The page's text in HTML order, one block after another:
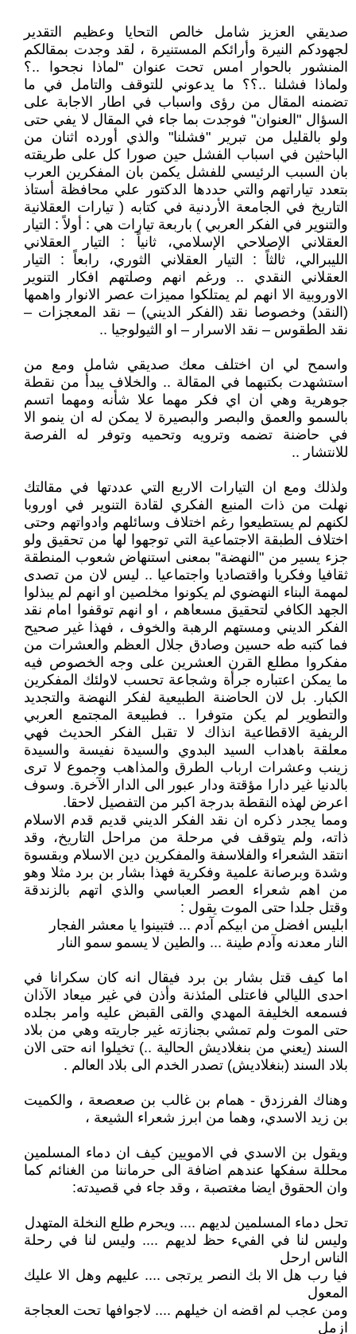
صديقي العزيز شامل خالص التحايا وعظيم التقدير
لجهودكم النيرة وأرائكم المستنيرة ، لقد وجدت بمقالكم
المنشور بالحوار امس تحت عنوان "لماذا نجحوا ..؟
ولماذا فشلنا ..؟؟ ما يدعوني للتوقف والتامل في ما
تضمنه المقال من رؤى واسباب في اطار الاجابة على
السؤال "العنوان" فوجدت بما جاء في المقال لا يفي حتى
ولو بالقليل من تبرير "فشلنا" والذي أورده اثنان من
الباحثين في اسباب الفشل حين صورا كل على طريقته
بان السبب الرئيسي للفشل يكمن بان المفكرين العرب
بتعدد تياراتهم والتي حددها الدكتور علي محافظة أستاذ
التاريخ في الجامعة الأردنية في كتابه ( تيارات العقلانية
والتنوير في الفكر العربي ) باربعة تيارات هي : أولاً : التيار
العقلاني الإصلاحي الإسلامي، ثانياً : التيار العقلاني
الليبرالي، ثالثاً : التيار العقلاني الثوري، رابعاً : التيار
العقلاني النقدي .. ورغم انهم وصلتهم افكار التنوير
الاوروبية الا انهم لم يمتلكوا مميزات عصر الانوار واهمها
(النقد) وخصوصا نقد (الفكر الديني) – نقد المعجزات –
نقد الطقوس – نقد الاسرار – او الثيولوجيا ..
واسمح لي ان اختلف معك صديقي شامل ومع من
استشهدت بكتبهما في المقالة .. والخلاف يبدأ من نقطة
جوهرية وهي ان اي فكر مهما علا شأنه ومهما اتسم
بالسمو والعمق والبصر والبصيرة لا يمكن له ان ينمو الا
في حاضنة تضمه وترويه وتحميه وتوفر له الفرصة
للانتشار ..
ولذلك ومع ان التيارات الاربع التي عددتها في مقالتك
نهلت من ذات المنبع الفكري لقادة التنوير في اوروبا
لكنهم لم يستطيعوا رغم اختلاف وسائلهم وادواتهم وحتى
اختلاف الطبقة الاجتماعية التي توجهوا لها من تحقيق ولو
جزء يسير من "النهضة" بمعنى استنهاض شعوب المنطقة
ثقافيا وفكريا واقتصاديا واجتماعيا .. ليس لان من تصدى
لمهمة البناء النهضوي لم يكونوا مخلصين او انهم لم يبذلوا
الجهد الكافي لتحقيق مسعاهم ، او انهم توقفوا امام نقد
الفكر الديني ومستهم الرهبة والخوف ، فهذا غير صحيح
فما كتبه طه حسين وصادق جلال العظم والعشرات من
مفكروا مطلع القرن العشرين على وجه الخصوص فيه
ما يمكن اعتباره جرأة وشجاعة تحسب لاولئك المفكرين
الكبار. بل لان الحاضنة الطبيعية لفكر النهضة والتجديد
والتطوير لم يكن متوفرا .. فطبيعة المجتمع العربي
الريفية الاقطاعية انذاك لا تقبل الفكر الحديث فهي
معلقة باهداب السيد البدوي والسيدة نفيسة والسيدة
زينب وعشرات ارباب الطرق والمذاهب وجموع لا ترى
بالدنيا غير دارا مؤقتة ودار عبور الى الدار الآخرة. وسوف
اعرض لهذه النقطة بدرجة اكبر من التفصيل لاحقا.
ومما يجدر ذكره ان نقد الفكر الديني قديم قدم الاسلام
ذاته، ولم يتوقف في مرحلة من مراحل التاريخ، وقد
انتقد الشعراء والفلاسفة والمفكرين دين الاسلام وبقسوة
وشدة وبرصانة علمية وفكرية فهذا بشار بن برد مثلا وهو
من اهم شعراء العصر العباسي والذي اتهم بالزندقة
وقتل جلدا حتى الموت يقول :
ابليس افضل من ابيكم آدم ... فتبينوا يا معشر الفجار
النار معدنه وآدم طينة ... والطين لا يسمو سمو النار
اما كيف قتل بشار بن برد فيقال انه كان سكرانا في
احدى الليالي فاعتلى المئذنة وأذن في غير ميعاد الآذان
فسمعه الخليفة المهدي والقى القبض عليه وامر بجلده
حتى الموت ولم تمشي بجنازته غير جاريته وهي من بلاد
السند (يعني من بنغلاديش الحالية ..) تخيلوا انه حتى الان
بلاد السند (بنغلاديش) تصدر الخدم الى بلاد العالم .
وهناك الفرزدق - همام بن غالب بن صعصعة ، والكميت‏
بن زيد الاسدي، وهما من ابرز شعراء الشيعة ،
ويقول بن الاسدي في الامويين كيف ان دماء المسلمين
محللة سفكها عندهم اضافة الى حرماننا من الغنائم كما
وان الحقوق ايضا مغتصبة ، وقد جاء في قصيدته:
تحل دماء المسلمين لديهم .... ويحرم طلع النخلة المتهدل
وليس لنا في الفي‏ء حظ لديهم .... وليس لنا في رحلة
الناس ارحل
فيا رب هل الا بك النصر يرتجى .... عليهم وهل الا عليك
المعول
ومن عجب لم اقضه ان خيلهم .... لاجوافها تحت العجاجة
ازمل